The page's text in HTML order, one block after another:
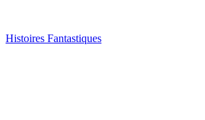
Histoires Fantastiques